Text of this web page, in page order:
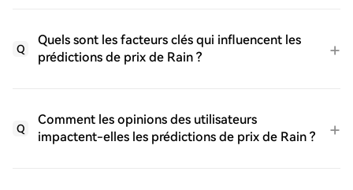
Q
Quels sont les facteurs clés qui influencent les
prédictions de prix de Rain ?
Q
Comment les opinions des utilisateurs
impactent-elles les prédictions de prix de Rain ?